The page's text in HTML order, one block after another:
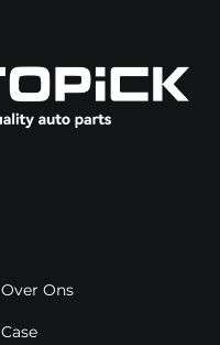
Over Ons
Case